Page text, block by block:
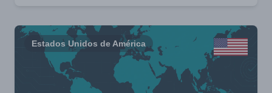
Estados Unidos de América